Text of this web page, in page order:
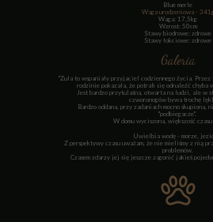
"Zula to wspaniały przyjaciel codziennego życia.
rodzinie pokazała, że potrafi się odnaleźć chyba
Jest bardzo przytulaśna, otwarta na ludzi, ale w
czworonogów bywa trochę
Bardzo oddana, przy zadaniach mocno skupiona,
"podbiegacze".
W domu wyciszona, większość
Uwielbia wodę - morze,
Z perspektywy czasu uważam, że nie mieliśmy z nią
problemów.
Czasem zdarzy jej się jeszcze zagonić jakieś
Galeria
Blue merle
Waga urodzeniowa - 341g
Waga: 17,5kg
Wzrost: 50cm
Stawy biodrowe: zdrowe
Stawy łokciowe: zdrowe